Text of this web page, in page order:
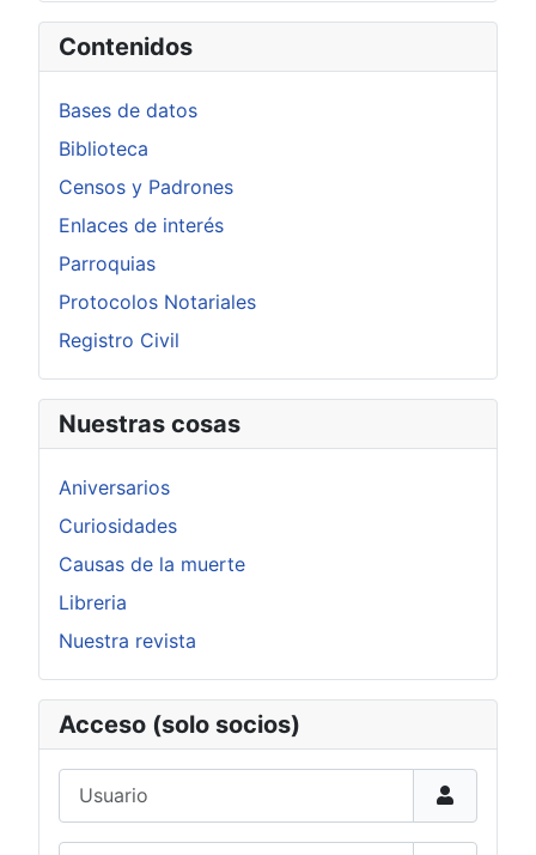
Contenidos
Bases de datos
Biblioteca
Censos y Padrones
Enlaces de interés
Parroquias
Protocolos Notariales
Registro Civil
Nuestras cosas
Aniversarios
Curiosidades
Causas de la muerte
Libreria
Nuestra revista
Acceso (solo socios)